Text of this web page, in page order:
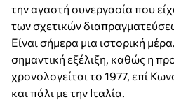
την αγαστή συνεργασία που
των σχετικών
Είναι σήμερα μια ιστορική
σημαντική εξέλιξη, καθώς η
χρονολογείται το 1977, επί
και πάλι με την Ιταλία.